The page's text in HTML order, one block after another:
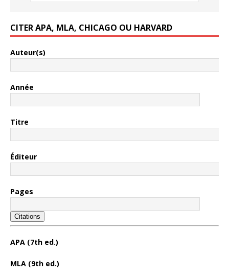
CITER APA, MLA, CHICAGO OU HARVARD
Auteur(s)
Année
Titre
Éditeur
Pages
Citations
APA (7th ed.)
MLA (9th ed.)